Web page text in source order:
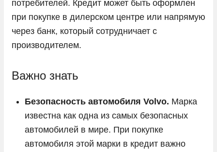
Subaru
Suzuki
Tesla
Volkswagen
Vortex
потребителей. Кредит может быть оформлен
при покупке в дилерском центре или напрямую
через банк, который сотрудничает с
производителем.
Важно знать
Безопасность автомобиля Volvo. Марка
известна как одна из самых безопасных
автомобилей в мире. При покупке
автомобиля этой марки в кредит важно